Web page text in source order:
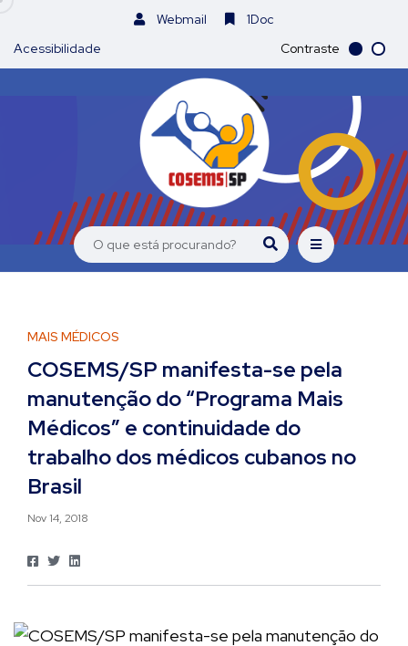
Webmail
1Doc
Acessibilidade
Contraste
MAIS MÉDICOS
COSEMS/SP manifesta-se pela
manutenção do “Programa Mais
Médicos” e continuidade do
trabalho dos médicos cubanos no
Brasil
Nov 14, 2018